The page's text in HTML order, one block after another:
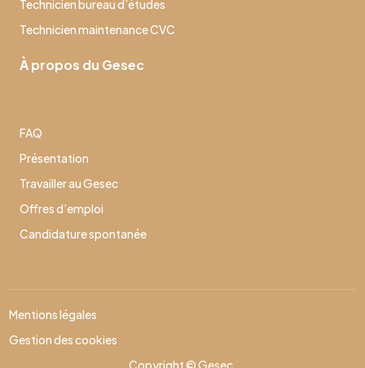
Technicien bureau d’études
Technicien maintenance CVC
À propos du Gesec
FAQ
Présentation
Travailler au Gesec
Offres d’emploi
Candidature spontanée
Copyright © Gesec.
Mentions légales
Gestion des cookies